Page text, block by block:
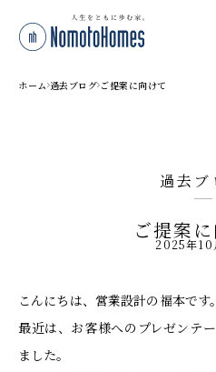
ホーム 過去ブログ ご提案に向けて
過去ブ
ご提案
2025年10
こんにちは、営業設計の福本です。
最近は、お客様へのプレゼンテ
ました。